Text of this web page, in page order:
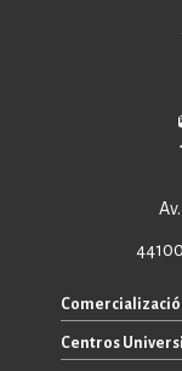
+52 33 3640
Centros